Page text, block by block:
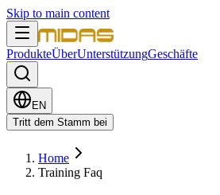
Skip to main content
ProdukteÜberUnterstützungGeschäfte
EN
Tritt dem Stamm bei
Home
Training Faq